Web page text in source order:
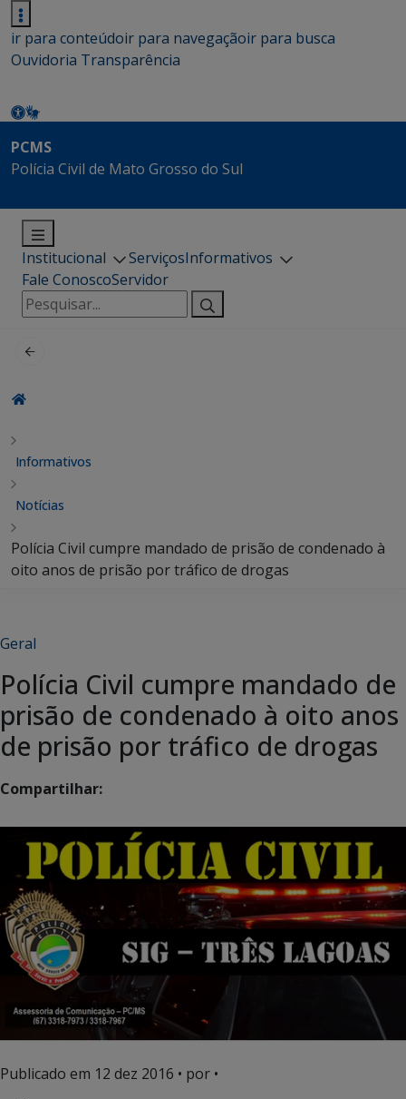
ir para conteúdoir para navegaçãoir para busca
Ouvidoria Transparência
PCMS
Polícia Civil de Mato Grosso do Sul
Institucional ServiçosInformativos
Fale ConoscoServidor
Pesquisar
por:
Informativos
Notícias
Polícia Civil cumpre mandado de prisão de condenado à
oito anos de prisão por tráfico de drogas
Geral
Polícia Civil cumpre mandado de
prisão de condenado à oito anos
de prisão por tráfico de drogas
Compartilhar:
Publicado em 12 dez 2016 • por •